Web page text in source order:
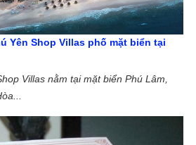
Yên Shop Villas phố mặt biển tại
Villas nằm tại mặt biển Phú Lâm,